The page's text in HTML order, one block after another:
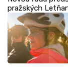
pražských